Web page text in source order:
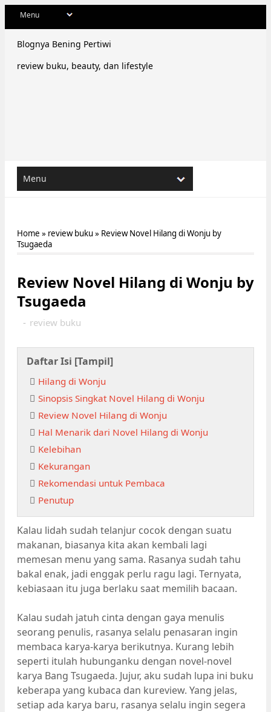
Blognya Bening Pertiwi
review buku, beauty, dan lifestyle
Home » review buku» Review Novel Hilang di Wonju by
Tsugaeda
Review Novel Hilang di Wonju by
Tsugaeda
- review buku
Daftar Isi [Tampil]
Hilang di Wonju
Sinopsis Singkat Novel Hilang di Wonju
Review Novel Hilang di Wonju
Hal Menarik dari Novel Hilang di Wonju
Kelebihan
Kekurangan
Rekomendasi untuk Pembaca
Penutup
Kalau lidah sudah telanjur cocok dengan suatu
makanan, biasanya kita akan kembali lagi
memesan menu yang sama. Rasanya sudah tahu
bakal enak, jadi enggak perlu ragu lagi. Ternyata,
kebiasaan itu juga berlaku saat memilih bacaan.
Kalau sudah jatuh cinta dengan gaya menulis
seorang penulis, rasanya selalu penasaran ingin
membaca karya-karya berikutnya. Kurang lebih
seperti itulah hubunganku dengan novel-novel
karya Bang Tsugaeda. Jujur, aku sudah lupa ini buku
keberapa yang kubaca dan kureview. Yang jelas,
setiap ada karya baru, rasanya selalu ingin segera